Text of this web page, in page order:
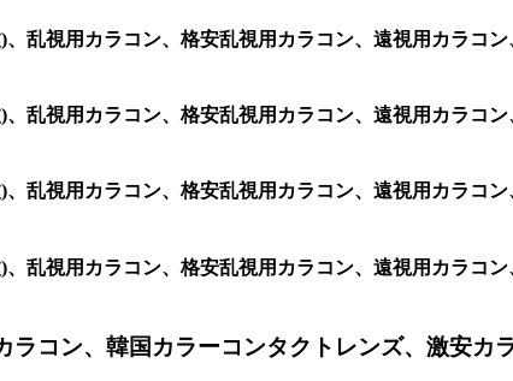
乱視用カラコン、格安乱視用カラコン、遠視用カラコ
乱視用カラコン、格安乱視用カラコン、遠視用カラコ
乱視用カラコン、格安乱視用カラコン、遠視用カラコ
乱視用カラコン、格安乱視用カラコン、遠視用カラコ
コン、韓国カラーコンタクトレンズ、激安カ